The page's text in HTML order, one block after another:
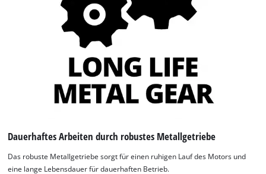
Wir benötigen deine Zustimmung, um
Google Maps laden zu können!
This content is not permitted to load due
Dauerhaftes Arbeiten durch robustes Metallgetriebe
Das robuste Metallgetriebe sorgt für einen ruhigen Lauf des Motors und
eine lange Lebensdauer für dauerhaften Betrieb.